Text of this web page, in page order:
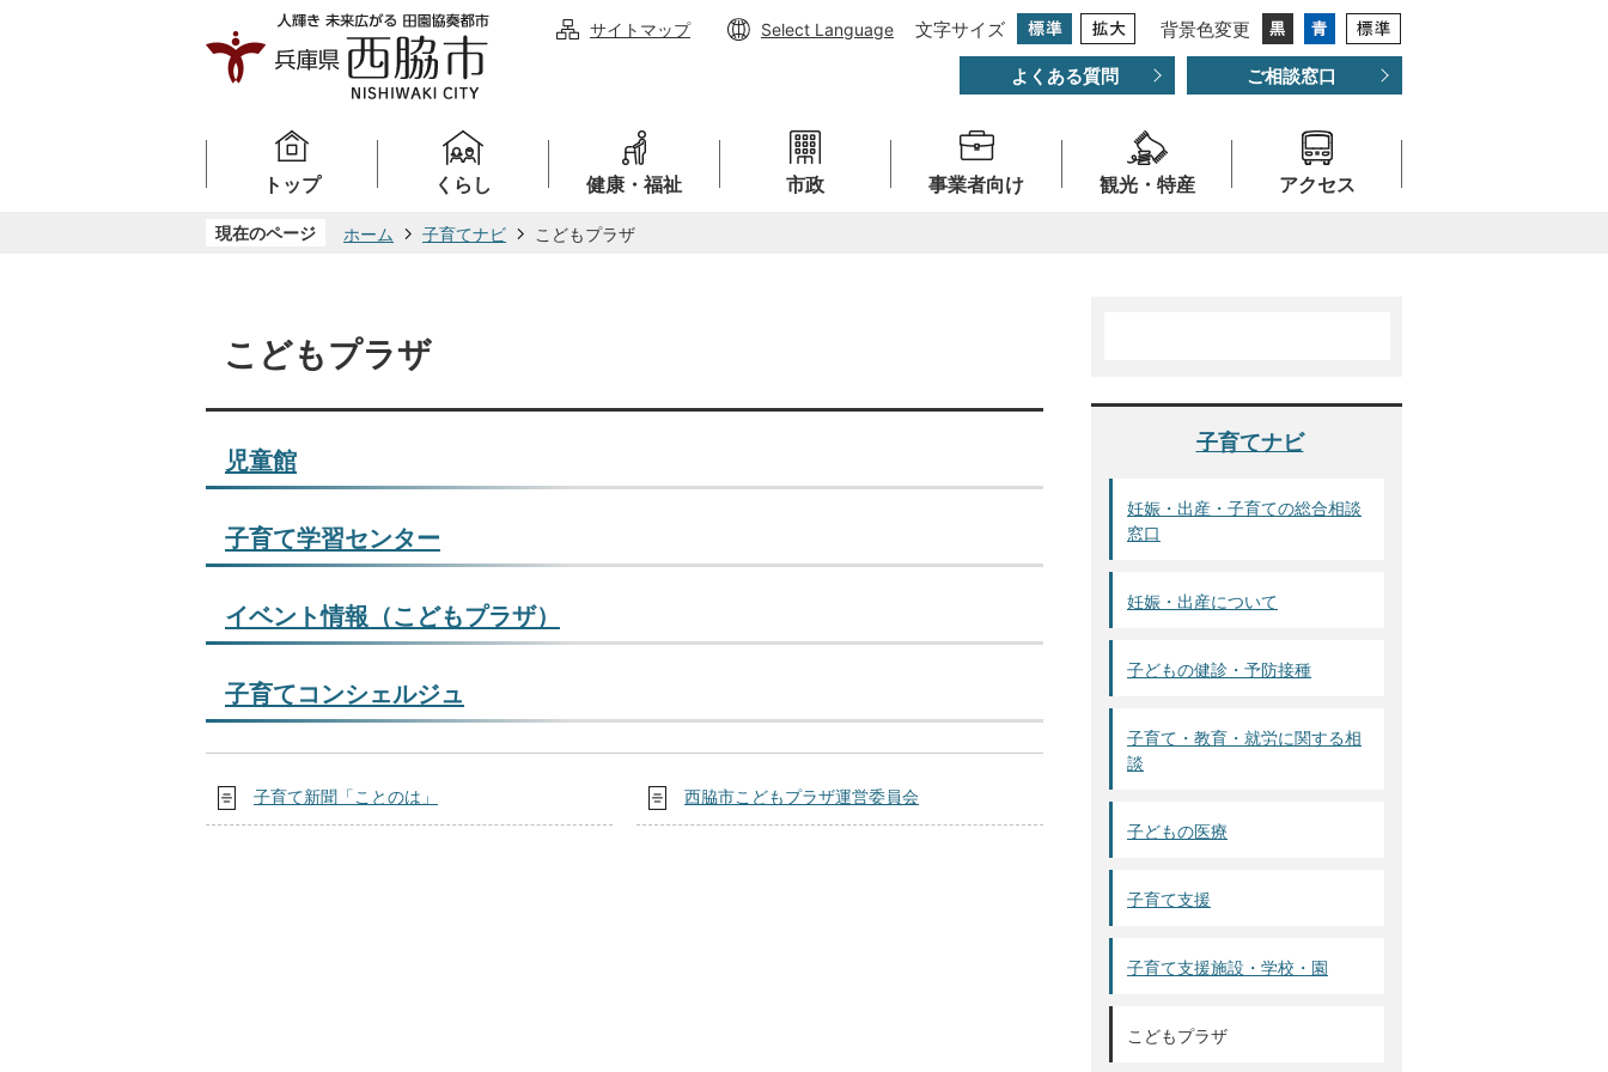
サイトマップ Select Language 文字サイズ 背景色変更
よくある質問 ご相談窓口
トップ くらし 健康・福祉 市政 事業者向け 観光・特産 アクセス
現在のページ ホーム 子育てナビ こどもプラザ
こどもプラザ
児童館
子育て学習センター
イベント情報（こどもプラザ）
子育てコンシェルジュ
子育て新聞「ことのは」 西脇市こどもプラザ運営委員会
子育てナビ
妊娠・出産・子育ての総合相談
窓口
妊娠・出産について
子どもの健診・予防接種
子育て・教育・就労に関する相
談
子どもの医療
子育て支援
子育て支援施設・学校・園
こどもプラザ